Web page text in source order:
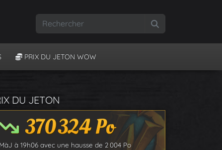
PRIX DU JETON WOW
DU JETON
370 324Po
MàJ à 19h06 avec une hausse de 2 004 Po